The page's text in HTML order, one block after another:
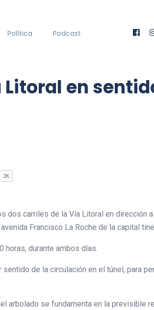
Política Podcast
en
carriles de la Vía Litoral en dirección
Francisco La Roche de la capital
horas, durante ambos días.
de la circulación en el túnel, para
arbolado se fundamenta en la previsible